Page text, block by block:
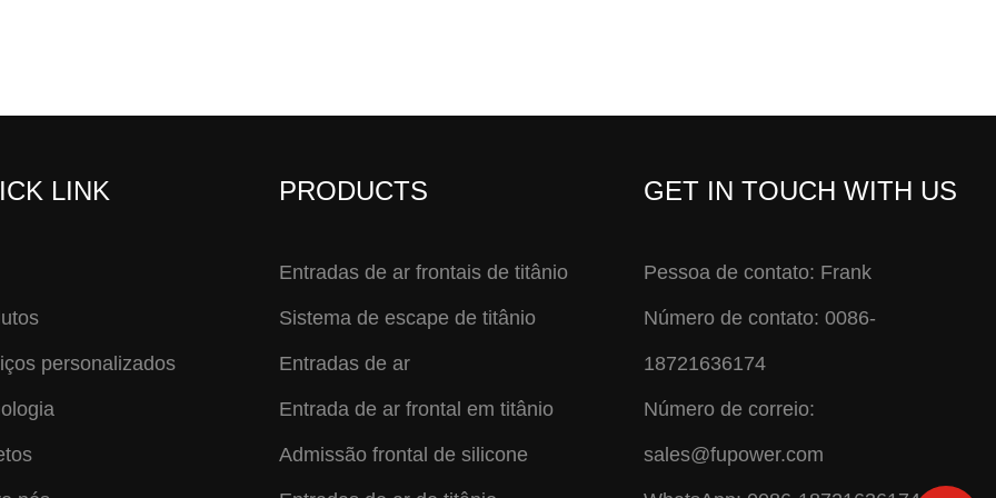
LINK
personalizados
PRODUCTS
Entradas de ar frontais de titânio
Sistema de escape de titânio
Entradas de ar
Entrada de ar frontal em titânio
Admissão frontal de silicone
GET IN TOUCH WITH US
Pessoa de contato: Frank
Número de contato: 0086-
18721636174
Número de correio:
sales@fupower.com